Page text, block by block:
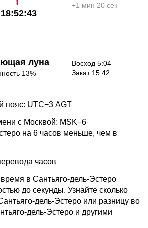
18:52:43
+1 мин 20 сек
луна
13%
Восход 5:04
Закат 15:42
пояс: UTC−3 AGT
с Москвой: MSK−6
на 6 часов меньше, чем в
часов
в Сантьяго-дель-Эстеро
до секунды. Узнайте сколько
дель-Эстеро или разницу во
дель-Эстеро и другими